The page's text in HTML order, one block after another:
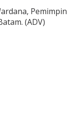
Pemimpin
(ADV)